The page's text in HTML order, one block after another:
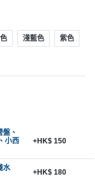
淺藍色 紫色
、
小西
+HK$ 150
水
+HK$ 180